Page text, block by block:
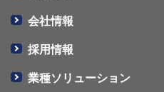
会社情報
採用情報
業種ソリューション